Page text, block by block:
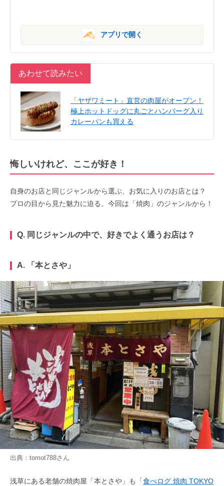
アプリで開く
あわせて読みたい
「ヤザワミート」直営の肉屋がオープン！
極上ホットドッグに丸ごとハンバーグ入り
カレーパンも買える
悔しいけれど、ここが好き！
自身のお店と同じジャンルから選ぶ、お気に入りのお店とは？
プロの目から見た魅力に迫る。今回は「焼肉」のジャンルから！
Q. 同じジャンルの中で、好きでよく通うお店は？
A. 「本とさや」
出典： tomot788さん
浅草にある老舗の焼肉屋「本とさや」も「食べログ 焼肉 TOKYO